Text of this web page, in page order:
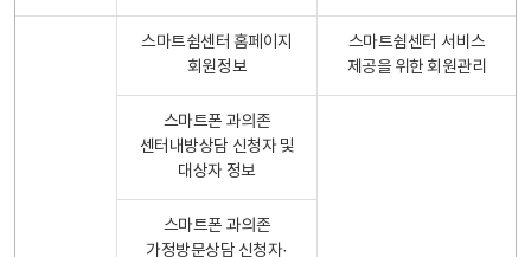
스마트쉼센터 홈페이지
회원정보
스마트쉼센터 서비스
제공을 위한 회원관리
스마트폰 과의존
센터내방상담 신청자 및
대상자 정보
스마트폰 과의존
가정방문상담 신청자·